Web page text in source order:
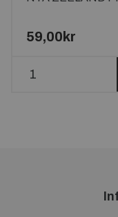
59,00kr